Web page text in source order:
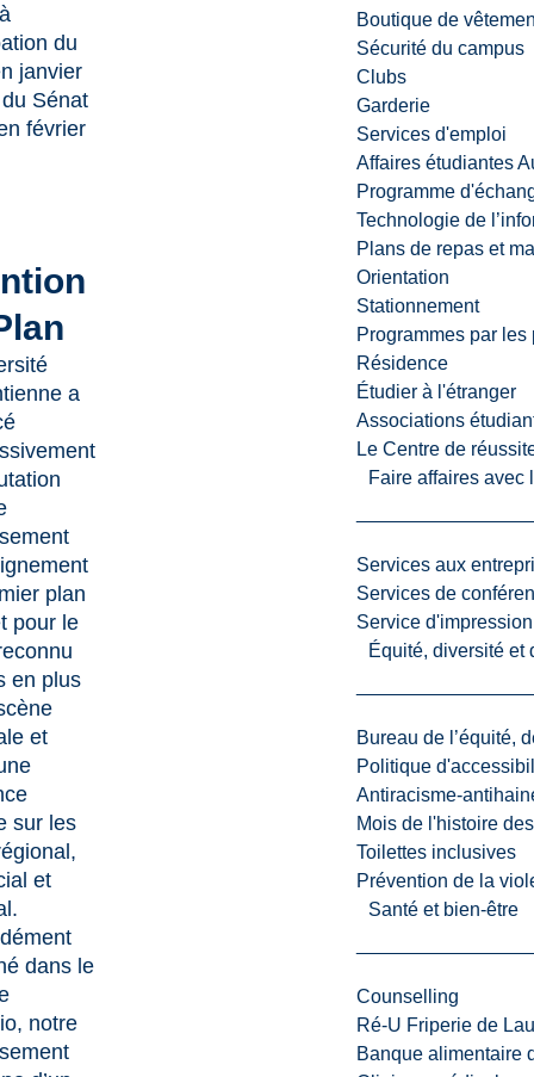
Boutique de
Sécurité du campus
Clubs
Garderie
Services d'emploi
Affaires étudiantes
Programme
Technologie de
Plans de repas et
Orientation
Stationnement
Programmes par les
Résidence
Étudier à l'étranger
Associations
Le Centre de
Faire affaires avec
Services aux
Services de
Service d'impression
Équité, diversité et
Bureau de l’équité,
Politique
Antiracisme-
Mois de l'histoire
Toilettes inclusives
Prévention de la
Santé et bien-être
Counselling
Ré-U Friperie de
Banque alimentaire
du
janvier
Sénat
février
a
plan
pour le
en plus
et
sur les
et
dans le
notre